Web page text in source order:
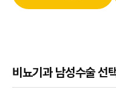
비뇨기과 남성수술 선